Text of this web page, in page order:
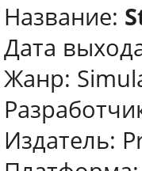
Название:
Дата
Жанр:
Издатель: